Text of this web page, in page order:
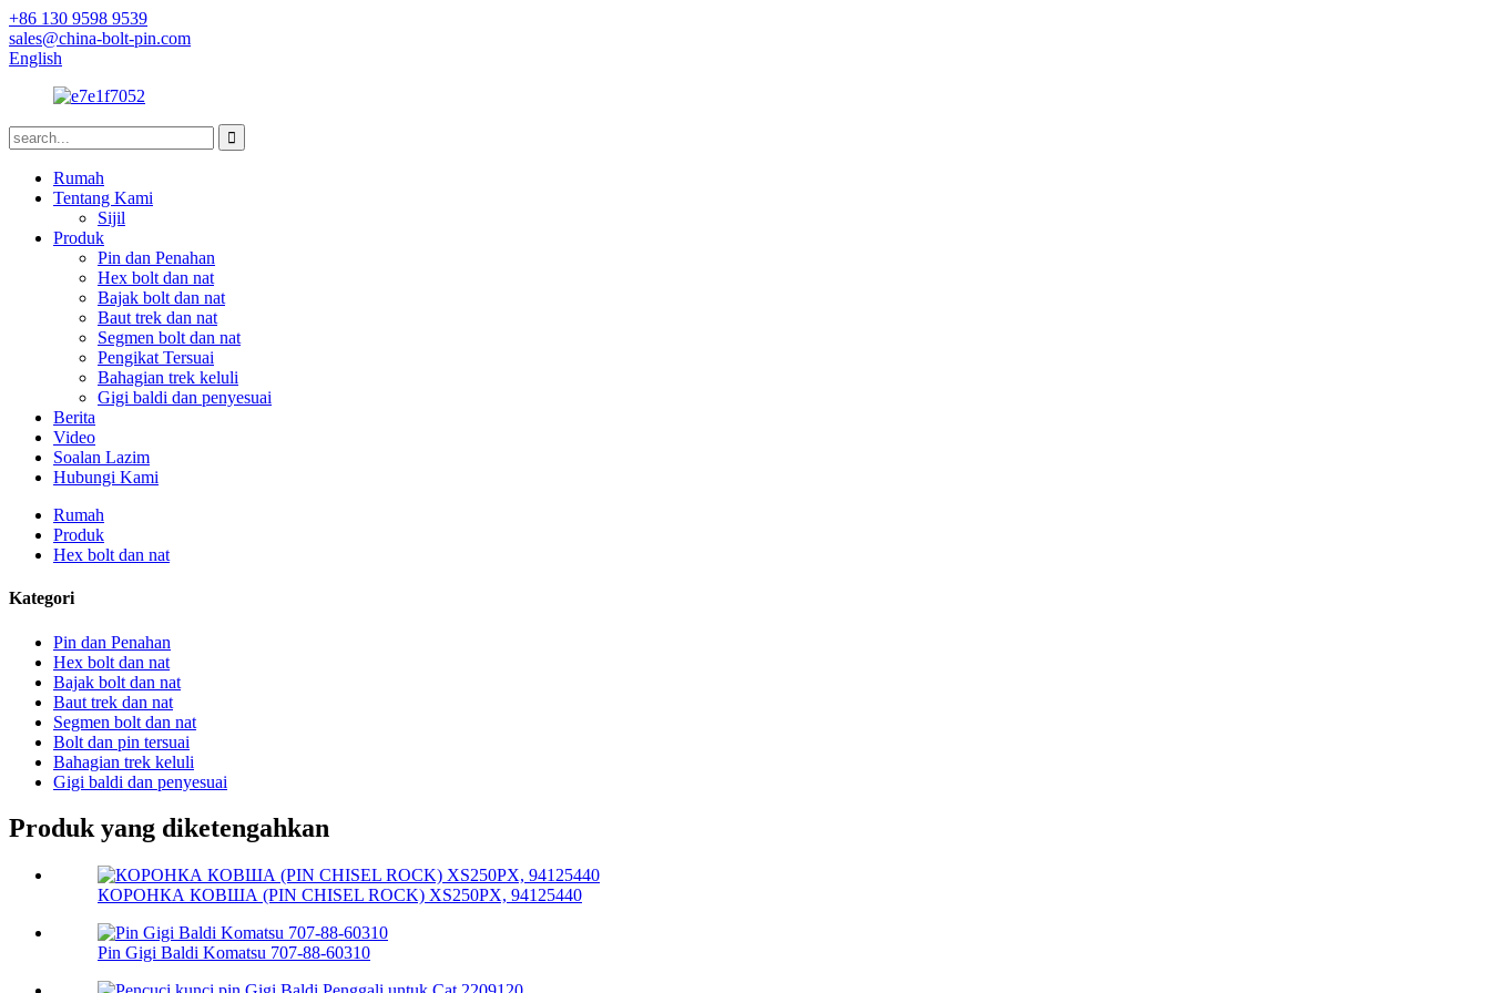
+86 130 9598 9539
sales@china-bolt-pin.com
English
Rumah
Tentang Kami
Sijil
Produk
Pin dan Penahan
Hex bolt dan nat
Bajak bolt dan nat
Baut trek dan nat
Segmen bolt dan nat
Pengikat Tersuai
Bahagian trek keluli
Gigi baldi dan penyesuai
Berita
Video
Soalan Lazim
Hubungi Kami
Rumah
Produk
Hex bolt dan nat
Kategori
Pin dan Penahan
Hex bolt dan nat
Bajak bolt dan nat
Baut trek dan nat
Segmen bolt dan nat
Bolt dan pin tersuai
Bahagian trek keluli
Gigi baldi dan penyesuai
Produk yang diketengahkan
КОРОНКА КОВША (PIN CHISEL ROCK) XS250PX, 94125440
Pin Gigi Baldi Komatsu 707-88-60310